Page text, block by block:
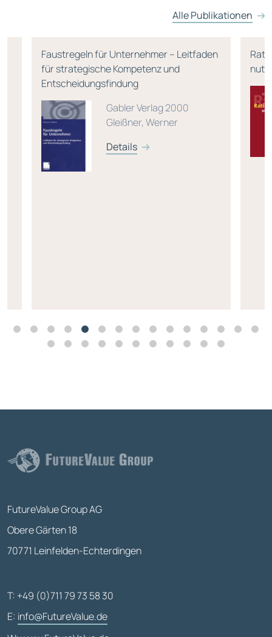
Alle Publikationen
Faustregeln für Unternehmer – Leitfaden
für strategische Kompetenz und
Entscheidungsfindung
Gabler Verlag 2000
Gleißner, Werner
Details
FutureValue Group AG
Obere Gärten 18
70771 Leinfelden-Echterdingen
T: +49 (0)711 79 73 58 30
E: info@FutureValue.de